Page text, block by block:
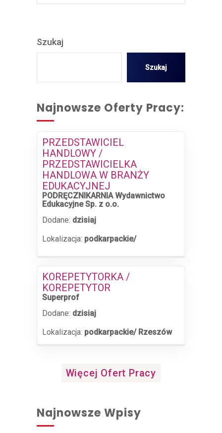
Szukaj
Szukaj
Najnowsze Oferty Pracy:
PRZEDSTAWICIEL
HANDLOWY /
PRZEDSTAWICIELKA
HANDLOWA W BRANŻY
EDUKACYJNEJ
PODRĘCZNIKARNIA Wydawnictwo
Edukacyjne Sp. z o.o.
Dodane: dzisiaj
Lokalizacja: podkarpackie/
KOREPETYTORKA /
KOREPETYTOR
Superprof
Dodane: dzisiaj
Lokalizacja: podkarpackie/ Rzeszów
Więcej Ofert Pracy
Najnowsze Wpisy